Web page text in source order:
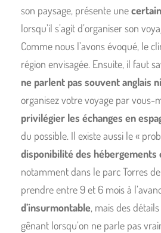
son paysage, présente une
lorsqu’il s’agit d’organiser son
Comme nous l’avons évoqué, le
région envisagée. Ensuite, il faut
ne parlent pas souvent anglais
organisez votre voyage par vous-
privilégier les échanges en
du possible. Il existe aussi le «
disponibilité des hébergements
notamment dans le parc Torres
prendre entre 9 et 6 mois à
d’insurmontable, mais des
gênant lorsqu’on ne parle pas